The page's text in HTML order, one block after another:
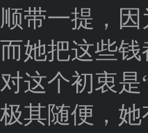
顺带一提，
而她把这些
对这个初衷
极其随便，